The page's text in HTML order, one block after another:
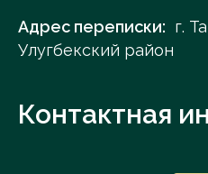
Адрес переписки: г.
Улугбекский район
Контактная